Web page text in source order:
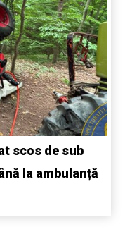
scos de sub
la ambulanță